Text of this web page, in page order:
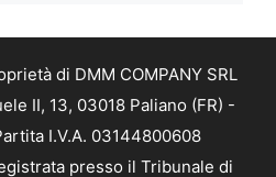
di DMM COMPANY SRL
II, 13, 03018 Paliano (FR) -
I.V.A. 03144800608
presso il Tribunale di